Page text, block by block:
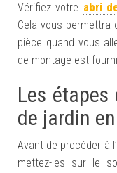
Vérifiezvotre abri
Cela vous permettra
pièce quand vous
de montage est
Les étapes
de jardin
Avant de procéder à
mettez-les sur le